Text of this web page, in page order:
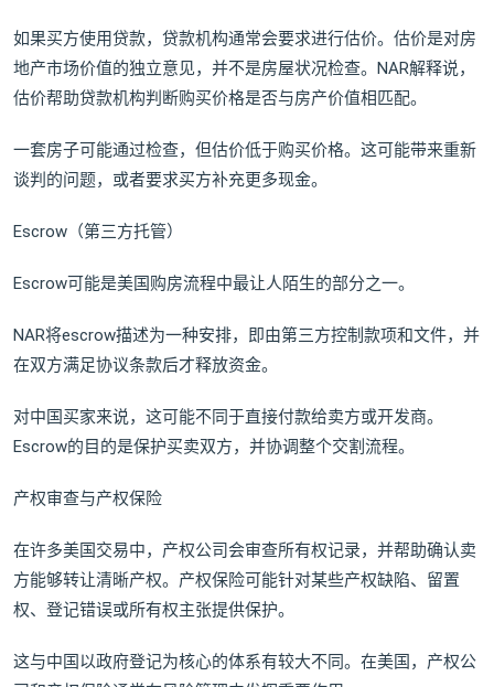
如果买方使用贷款，贷款机构通常会要求进行估价。估价是对房
地产市场价值的独立意见，并不是房屋状况检查。NAR解释说，
估价帮助贷款机构判断购买价格是否与房产价值相匹配。
一套房子可能通过检查，但估价低于购买价格。这可能带来重新
谈判的问题，或者要求买方补充更多现金。
Escrow（第三方托管）
Escrow可能是美国购房流程中最让人陌生的部分之一。
NAR将escrow描述为一种安排，即由第三方控制款项和文件，并
在双方满足协议条款后才释放资金。
对中国买家来说，这可能不同于直接付款给卖方或开发商。
Escrow的目的是保护买卖双方，并协调整个交割流程。
产权审查与产权保险
在许多美国交易中，产权公司会审查所有权记录，并帮助确认卖
方能够转让清晰产权。产权保险可能针对某些产权缺陷、留置
权、登记错误或所有权主张提供保护。
这与中国以政府登记为核心的体系有较大不同。在美国，产权公